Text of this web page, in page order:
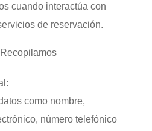
cuando interactúa con
de reservación.
como nombre,
número telefónico